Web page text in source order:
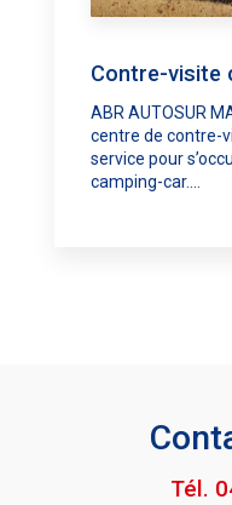
Contre-visite
ABR AUTOSUR
centre de contre-
service pour
camping-car....
Tél.